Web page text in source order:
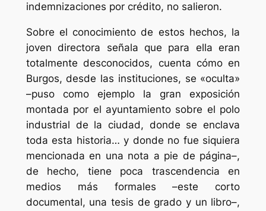
indemnizaciones por crédito, no salieron.
Sobre el conocimiento de estos hechos, la
joven directora señala que para ella eran
totalmente desconocidos, cuenta cómo en
Burgos, desde las instituciones, se «oculta»
–puso como ejemplo la gran exposición
montada por el ayuntamiento sobre el polo
industrial de la ciudad, donde se enclava
toda esta historia… y donde no fue siquiera
mencionada en una nota a pie de página–,
de hecho, tiene poca trascendencia en
medios más formales –este corto
documental, una tesis de grado y un libro–,